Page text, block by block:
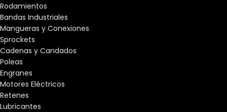
Rodamientos
Bandas Industriales
Mangueras y Conexiones
Sprockets
Cadenas y Candados
Poleas
Engranes
Motores Eléctricos
Retenes
Lubricantes